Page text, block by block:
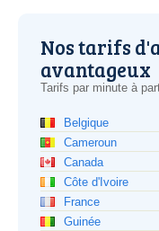
Nos tarifs
avantageux
Tarifs par minute à
Belgique
Cameroun
Canada
Côte d'Ivoire
France
Guinée